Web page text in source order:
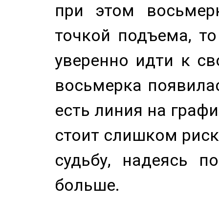
при этом
точкой подъема,
уверенно идти к
восьмерка
есть линия на
стоит слишком
судьбу, надеясь
больше.